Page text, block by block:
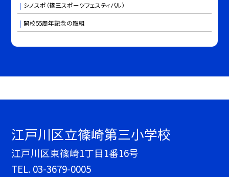
シノスポ（篠三スポーツフェスティバル）
開校55周年記念の取組
江戸川区立篠崎第三小学校
江戸川区東篠崎1丁目1番16号
TEL. 03-3679-0005